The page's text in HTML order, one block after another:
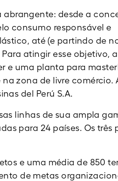
desde a
consumo responsável e
até (e partindo de
atingir esse objetivo,
e uma planta para
zona de livre comércio.
del Perú S.A.
linhas de sua ampla
para 24 países. Os três
e uma média de 850
de metas